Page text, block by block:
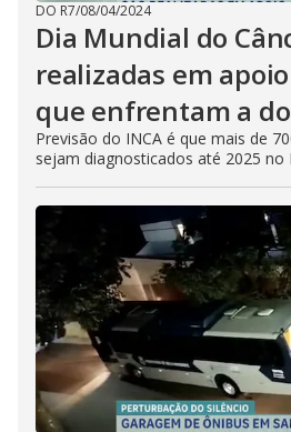
DO R7/08/04/2024
Dia Mundial do
realizadas em
que enfrentam a
Previsão do INCA é que mais de
sejam diagnosticados até 2025 no